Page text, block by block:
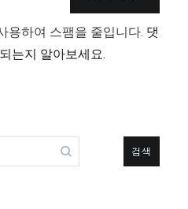
용하여 스팸을 줄입니다. 댓
는지 알아보세요.